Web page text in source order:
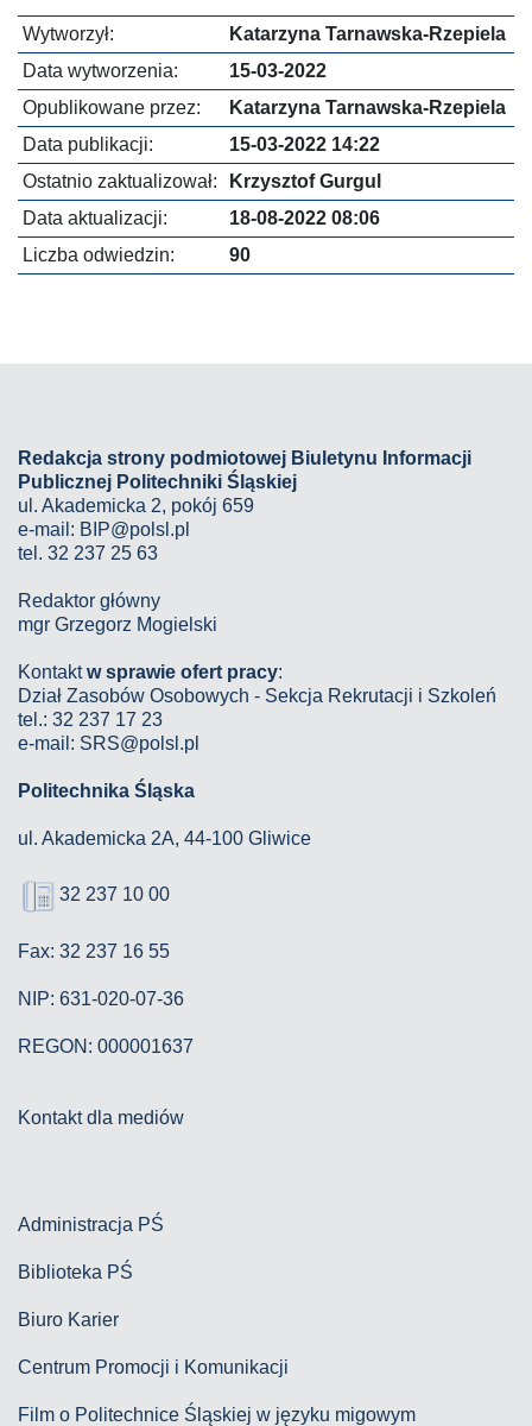
Wytworzył:
Katarzyna Tarnawska-Rzepiela
Data wytworzenia:
15-03-2022
Opublikowane przez:
Katarzyna Tarnawska-Rzepiela
Data publikacji:
15-03-2022 14:22
Ostatnio zaktualizował:
Krzysztof Gurgul
Data aktualizacji:
18-08-2022 08:06
Liczba odwiedzin:
90
Redakcja strony podmiotowej Biuletynu Informacji
Publicznej Politechniki Śląskiej
ul. Akademicka 2, pokój 659
e-mail: BIP@polsl.pl
tel. 32 237 25 63
Redaktor główny
mgr Grzegorz Mogielski
Kontaktw sprawie ofert pracy:
Dział Zasobów Osobowych - Sekcja Rekrutacji i Szkoleń
tel.: 32 237 17 23
e-mail: SRS@polsl.pl
Politechnika Śląska
ul. Akademicka 2A, 44-100 Gliwice
32 237 10 00
Fax: 32 237 16 55
NIP: 631-020-07-36
REGON: 000001637
Kontakt dla mediów
Administracja PŚ
Biblioteka PŚ
Biuro Karier
Centrum Promocji i Komunikacji
Film o Politechnice Śląskiej w języku migowym